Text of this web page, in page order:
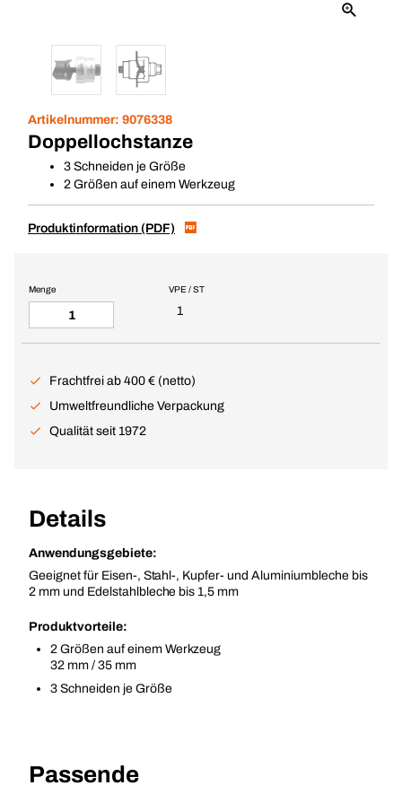
Artikelnummer: 9076338
Doppellochstanze
3 Schneiden je Größe
2 Größen auf einem Werkzeug
Produktinformation (PDF)
VPE / ST
1
Menge
Frachtfrei ab 400 € (netto)
Umweltfreundliche Verpackung
Qualität seit 1972
Details
Anwendungsgebiete:
Geeignet für Eisen-, Stahl-, Kupfer- und Aluminiumbleche bis
2 mm und Edelstahlbleche bis 1,5 mm
Produktvorteile:
2 Größen auf einem Werkzeug
32 mm / 35 mm
3 Schneiden je Größe
Passende